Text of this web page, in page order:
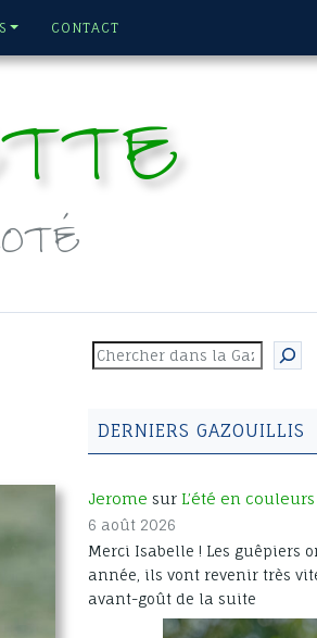
CONTACT
Rechercher
DERNIERS GAZOUILLIS
Jerome sur L’été en couleurs
6 août 2026
Merci Isabelle ! Les guêpiers ont été généreux cette
année, ils vont revenir très vite. Voici un
avant-goût de la suite